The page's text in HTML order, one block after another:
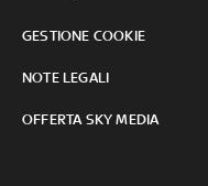
GESTIONE COOKIE
NOTE LEGALI
OFFERTA SKY MEDIA